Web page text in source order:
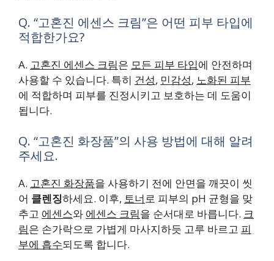
Q. “고혼진 에센스 크림”은 어떤 피부 타입에
적합한가요?
A. 고혼진 에센스 크림은 모든 피부 타입에 안전하며
사용할 수 있습니다. 특히 건성, 민감성, 노화된 피부
에 적합하며 피부를 진정시키고 보호하는 데 도움이
됩니다.
Q. “고혼진 화장품”의 사용 방법에 대해 알려
주세요.
A. 고혼진 화장품을 사용하기 전에 안면을 깨끗이 씻
어 클렌징하세요. 이후, 토너 로 피부의 pH 균형을 맞
추고 에센스와 에센스 크림을 순서대로 바릅니다. 크
림은 손가락으로 가볍게 마사지하듯 고루 바르고 피
부에 흡수되도록 합니다.